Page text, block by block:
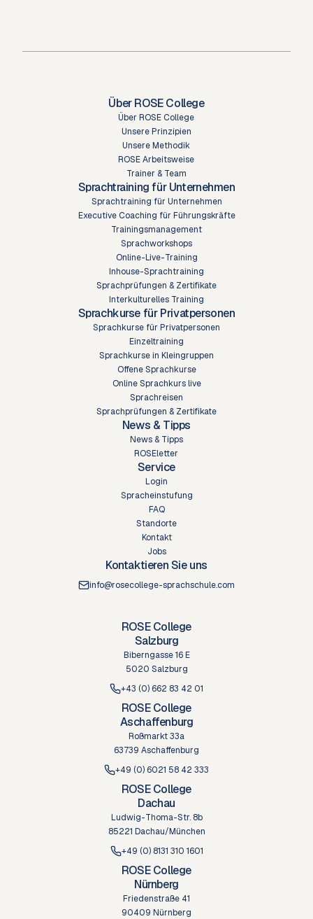
Über ROSE College
Über ROSE College
Unsere Prinzipien
Unsere Methodik
ROSE Arbeitsweise
Trainer & Team
Sprachtraining für Unternehmen
Sprachtraining für Unternehmen
Executive Coaching für Führungskräfte
Trainingsmanagement
Sprachworkshops
Online-Live-Training
Inhouse-Sprachtraining
Sprachprüfungen & Zertifikate
Interkulturelles Training
Sprachkurse für Privatpersonen
Sprachkurse für Privatpersonen
Einzeltraining
Sprachkurse in Kleingruppen
Offene Sprachkurse
Online Sprachkurs live
Sprachreisen
Sprachprüfungen & Zertifikate
News & Tipps
News & Tipps
ROSEletter
Service
Login
Spracheinstufung
FAQ
Standorte
Kontakt
Jobs
Kontaktieren Sie uns
info@rosecollege-sprachschule.com
ROSE College
Salzburg
Biberngasse 16 E
5020 Salzburg
+43 (0) 662 83 42 01
ROSE College
Aschaffenburg
Roßmarkt 33a
63739 Aschaffenburg
+49 (0) 6021 58 42 333
ROSE College
Dachau
Ludwig-Thoma-Str. 8b
85221 Dachau/München
+49 (0) 8131 310 1601
ROSE College
Nürnberg
Friedenstraße 41
90409 Nürnberg